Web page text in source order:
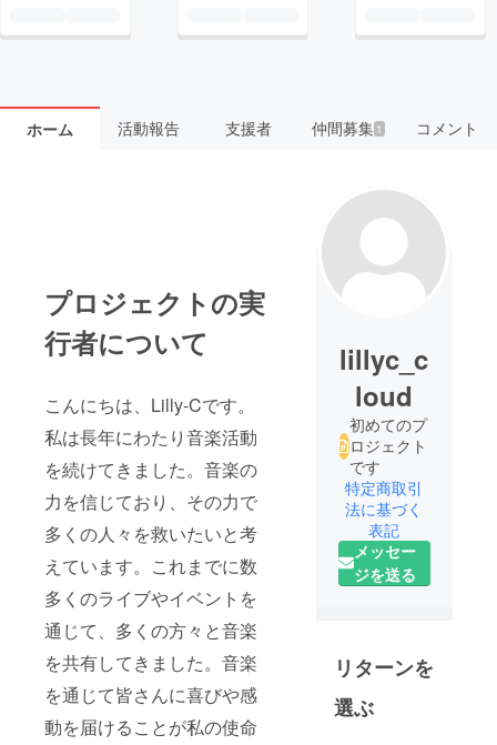
ホーム 活動報告 支援者 仲間募集 1 コメント
プロジェクトの実
行者について
こんにちは、Lilly-Cです。
私は長年にわたり音楽活動
を続けてきました。音楽の
力を信じており、その力で
多くの人々を救いたいと考
えています。これまでに数
多くのライブやイベントを
通じて、多くの方々と音楽
を共有してきました。音楽
を通じて皆さんに喜びや感
動を届けることが私の使命
lillyc_c
loud
初めてのプ
ロジェクト
です
特定商取引
法に基づく
表記
メッセー
ジを送る
リターンを
選ぶ